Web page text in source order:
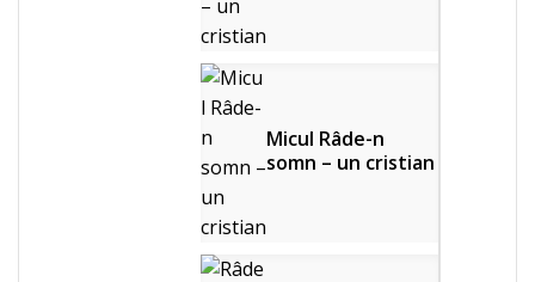
Micul Râde-n
somn – un cristian